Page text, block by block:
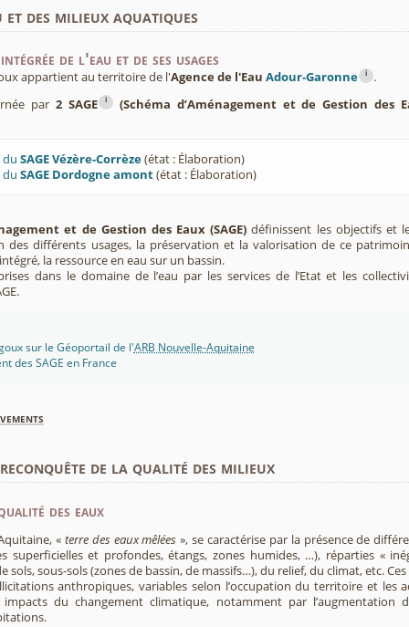
des milieux aquatiques
de l'eau et de ses usages
appartient au territoire de l'Agence de l'Eau Adour-Garonne i
.
par2 SAGE i (Schéma d’Aménagement et de Gestion des
duSAGE Vézère-Corrèze(état : Élaboration)
duSAGE Dordogne amont(état : Élaboration)
et de Gestion des Eaux (SAGE) définissent les objectifs et
des différents usages, la préservation et la valorisation de ce
la ressource en eau sur un bassin.
dans le domaine de l’eau par les services de l’Etat et les
sur le Géoportail de l'ARB Nouvelle-Aquitaine
des SAGE en France
de la qualité des milieux
des eaux
« terre des eaux mêlées », se caractérise par la présence de
superficielles et profondes, étangs, zones humides, …), réparties «
sols, sous-sols (zones de bassin, de massifs…), du relief, du climat, etc.
anthropiques, variables selon l’occupation du territoire et les
impacts du changement climatique, notamment par l’augmentation